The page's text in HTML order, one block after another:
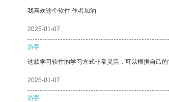
我喜欢这个软件 作者加油
2025-01-07
游客
这款学习软件的学习方式非常灵活，可以根据自己
2025-01-07
游客